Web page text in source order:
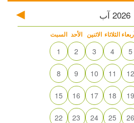
2026 آب
السبت الأحد الاثنين الثلاثاء
1 2 3 4 5
8 9 10 11 12
15 16 17 18 19
22 23 24 25 26